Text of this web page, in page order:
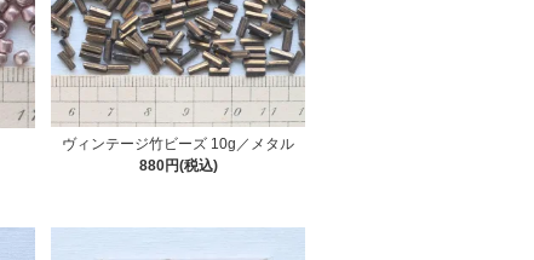
ヴィンテージ竹ビーズ 10g／メタル
880円(税込)